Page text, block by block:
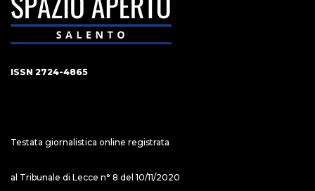
ISSN 2724-4865
Testata giornalistica online registrata
al Tribunale di Lecce n° 8 del 10/11/2020